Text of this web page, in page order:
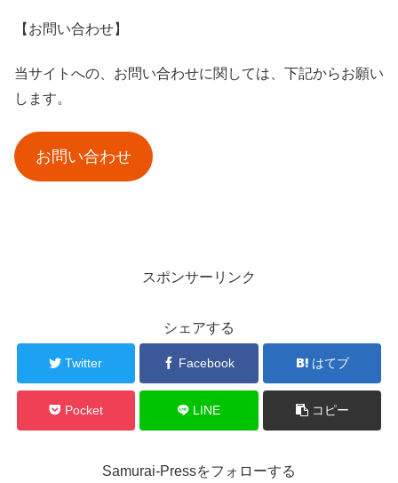
【お問い合わせ】
当サイトへの、お問い合わせに関しては、下記からお願い
します。
お問い合わせ
スポンサーリンク
シェアする
Twitter Facebook はてブ
Pocket LINE コピー
Samurai-Pressをフォローする